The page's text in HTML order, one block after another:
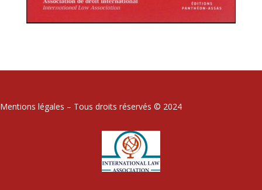
Mentions légales – Tous droits réservés © 2024